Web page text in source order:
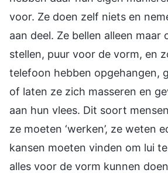
voor. Ze doen zelf niets en
aan deel. Ze bellen alleen
stellen, puur voor de vorm, en
telefoon hebben opgehangen,
of laten ze zich masseren en
aan hun vlees. Dit soort
ze moeten ‘werken’, ze weten
kansen moeten vinden om lui
alles voor de vorm kunnen